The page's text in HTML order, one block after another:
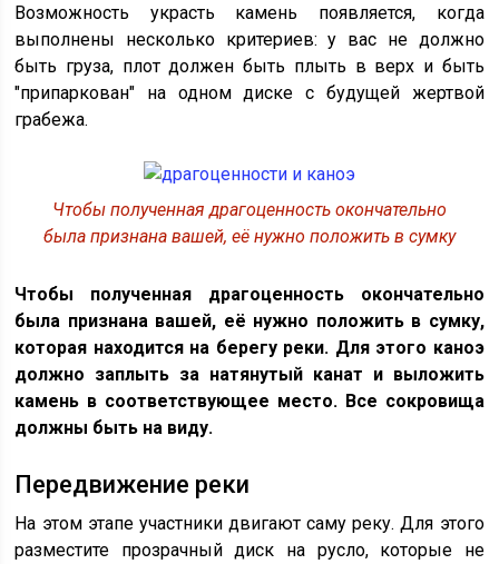
Возможность украсть камень появляется, когда
выполнены несколько критериев: у вас не должно
быть груза, плот должен быть плыть в верх и быть
"припаркован" на одном диске с будущей жертвой
грабежа.
Чтобы полученная драгоценность окончательно
была признана вашей, её нужно положить в сумку
Чтобы полученная драгоценность окончательно
была признана вашей, её нужно положить в сумку,
которая находится на берегу реки. Для этого каноэ
должно заплыть за натянутый канат и выложить
камень в соответствующее место. Все сокровища
должны быть на виду.
Передвижение реки
На этом этапе участники двигают саму реку. Для этого
разместите прозрачный диск на русло, которые не